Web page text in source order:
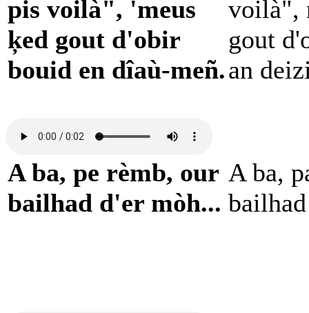
pis voilà", 'meus
ķed gout d'obir
bouid en dîaù-meñ.
voilà",
gout
an
A ba, pe rèmb, our
bailhad d'er mòh...
A ba,